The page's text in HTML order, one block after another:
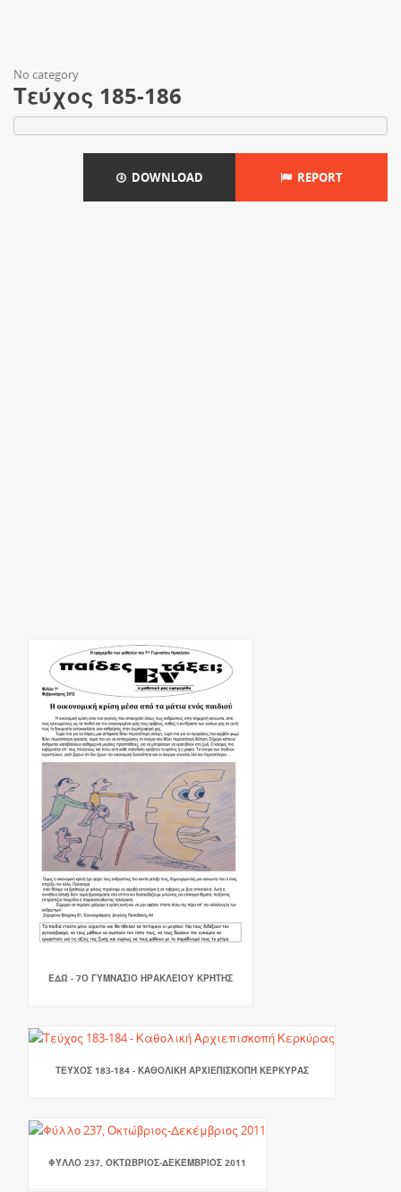
No category
Τεύχος 185-186
DOWNLOAD REPORT
ΕΔΏ - 7Ο ΓΥΜΝΆΣΙΟ ΗΡΑΚΛΕΊΟΥ ΚΡΉΤΗΣ
ΤΕΎΧΟΣ 183-184 - ΚΑΘΟΛΙΚΉ ΑΡΧΙΕΠΙΣΚΟΠΉ ΚΕΡΚΎΡΑΣ
ΦΎΛΛΟ 237, ΟΚΤΏΒΡΙΟΣ-ΔΕΚΈΜΒΡΙΟΣ 2011